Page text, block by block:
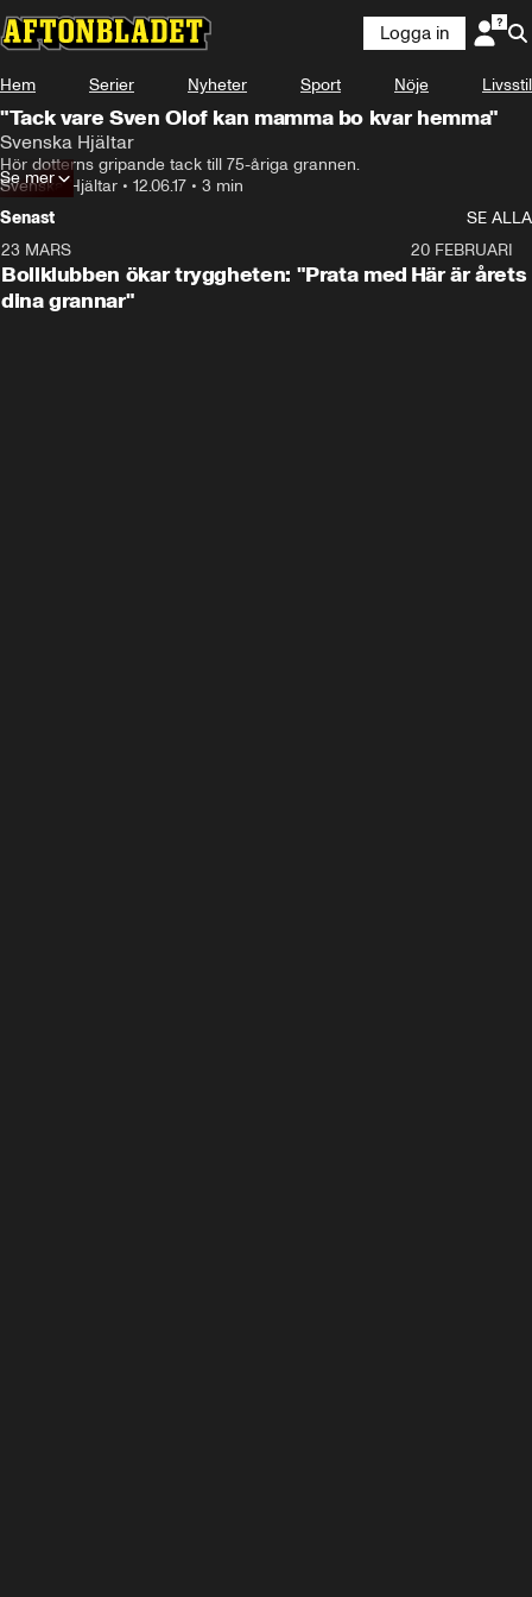
Logga in
Hem Serier Nyheter Sport Nöje Livsstil
"Tack vare Sven Olof kan mamma bo kvar hemma"
Svenska Hjältar
Hör dotterns gripande tack till 75-åriga grannen.
Svenska Hjältar • 12.06.17 • 3 min
Se mer
Senast
SE ALLA
23 MARS
Bollklubben ökar tryggheten: "Prata med
dina grannar"
20 FEBRUARI
Här är